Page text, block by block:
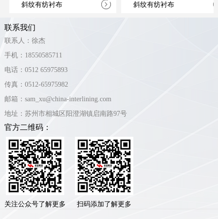
斜纹有纺衬布 斜纹有纺衬布
联系我们
联系人：徐杰
手机：18550585711
电话：0512 65975893
传真：0512-65975982
邮箱：sam_xu@china-interlining.com
地址：苏州市相城区阳澄湖镇启南路97号
官方二维码：
关注公众号了解更多 扫码添加了解更多